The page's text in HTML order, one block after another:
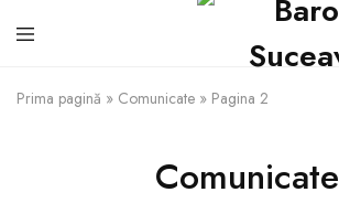
Prima pagină » Comunicate » Pagina 2
Comunicate